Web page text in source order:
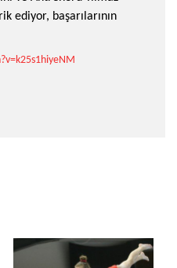
ediyor, başarılarının